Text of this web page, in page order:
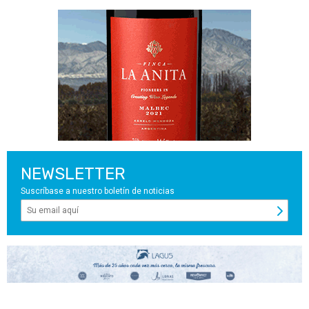
NEWSLETTER
Suscríbase a nuestro boletín de noticias